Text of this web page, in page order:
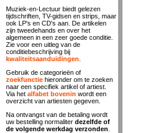
Muziek-en-Lectuur biedt gelezen
tijdschriften, TV-gidsen en strips, maar
ook LP's en CD's aan. De artikelen
zijn tweedehands en over het
algemeen in een zeer goede conditie.
Zie voor een uitleg van de
conditiebeschrijving bij
kwaliteitsaanduidingen
Gebruik de categorieën of
zoekfunctie hieronder om te zoeken
naar een specifiek artikel of artiest.
Via het alfabet bovenin wordt een
overzicht van artiesten gegeven.
Na ontvangst van de betaling wordt
uw bestelling normaliter dezelfde of
de volgende werkdag verzonden